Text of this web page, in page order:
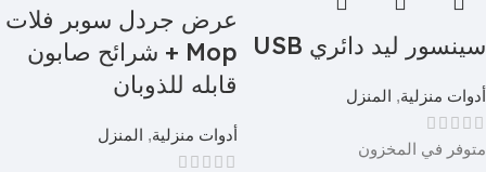
سينسور ليد دائري USB
أدوات منزلية, المنزل
متوفر في المخزون
عرض جردل سوبر فلات
Mop + شرائح صابون
قابله للذوبان
أدوات منزلية, المنزل